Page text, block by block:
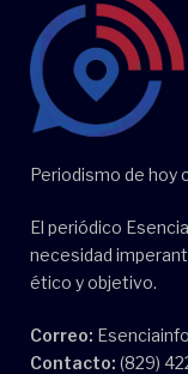
Periodismo de hoy
El periódico
necesidad
ético y objetivo.
Correo:
Contacto: (829)